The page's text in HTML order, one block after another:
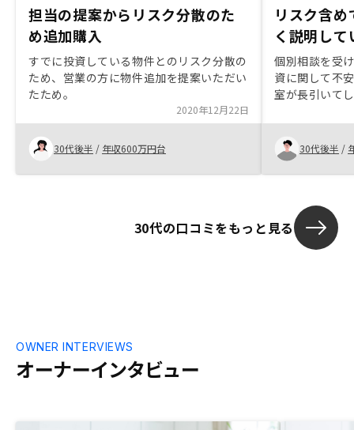
担当の提案からリスク分散のた
め追加購入
すでに投資している物件とのリスク分散の
ため、営業の方に物件追加を提案いただい
たため。
2020年12月22日
30代後半 / 年収600万円台
リスク含
く説明し
個別相談を受
資に関して不
室が長引いて
ロボロされて
しまいました
して、今後の
て、かつ収支
のぐらいのリ
りやすく説明
リスクをしっ
30代後半 /
30代の口コミをもっと見る
オーナーインタビュー
OWNER INTERVIEWS